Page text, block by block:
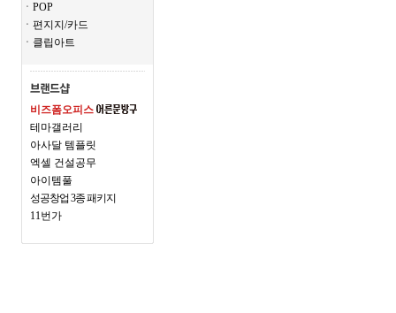
ㆍPOP
ㆍ편지지/카드
ㆍ클립아트
비즈폼오피스
테마갤러리
아사달 템플릿
엑셀 건설공무
아이템풀
성공창업 3종 패키지
11번가